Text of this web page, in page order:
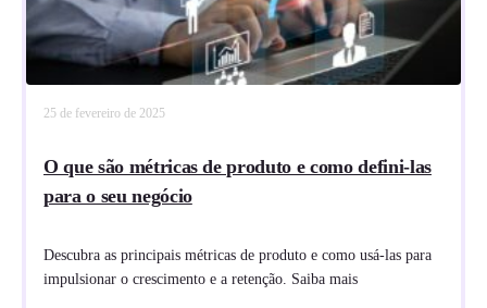
25 de fevereiro de 2025
O que são métricas de produto e como defini-las
para o seu negócio
Descubra as principais métricas de produto e como usá-las para
impulsionar o crescimento e a retenção. Saiba mais